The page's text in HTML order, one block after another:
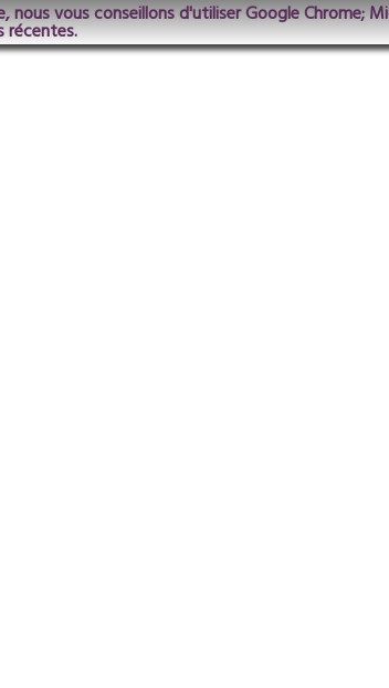
vous conseillons d'utiliser Google Chrome;
récentes.
0